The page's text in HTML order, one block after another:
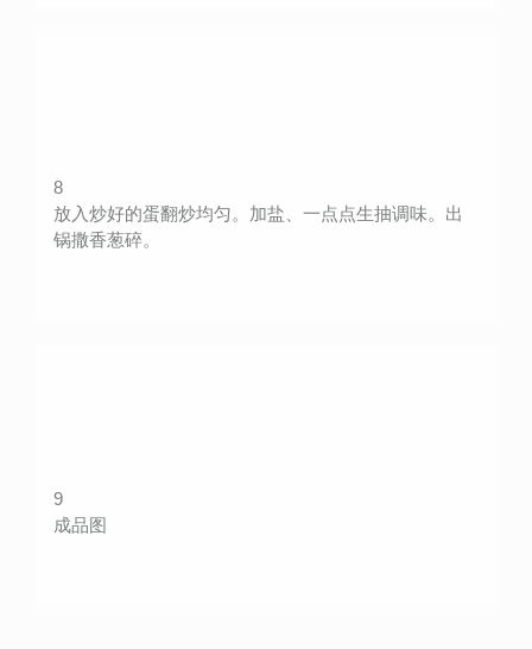
8
放入炒好的蛋翻炒均匀。加盐、一点点生抽调味。出
锅撒香葱碎。
9
成品图